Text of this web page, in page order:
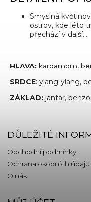
Smyslná
ostrov, kde léto
přechází v další…
HLAVA: kardamom,
SRDCE: ylang-ylang,
ZÁKLAD: jantar,
DŮLEŽITÉ
Obchodní podmínky
Ochrana osobních údajů
O nás